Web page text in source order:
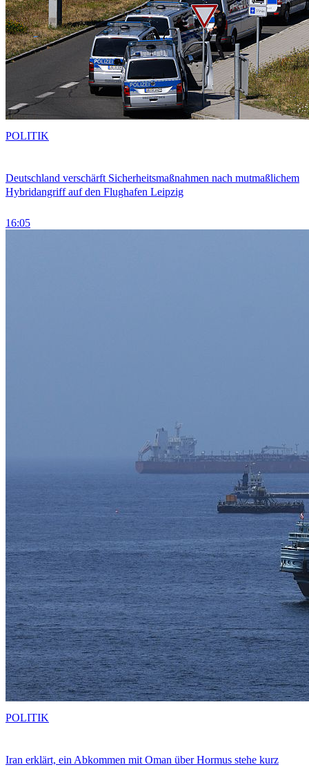
Deutschland verschärft Sicherheitsmaßnahmen nach mutmaßlichem
Hybridangriff auf den Flughafen Leipzig
16:05
POLITIK
Iran erklärt, ein Abkommen mit Oman über Hormus stehe kurz
POLITIK